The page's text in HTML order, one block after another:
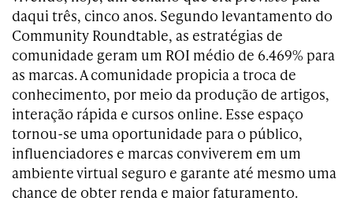
daqui três, cinco anos. Segundo levantamento do
Community Roundtable, as estratégias de
comunidade geram um ROI médio de 6.469% para
as marcas. A comunidade propicia a troca de
conhecimento, por meio da produção de artigos,
interação rápida e cursos online. Esse espaço
tornou-se uma oportunidade para o público,
influenciadores e marcas conviverem em um
ambiente virtual seguro e garante até mesmo uma
chance de obter renda e maior faturamento.